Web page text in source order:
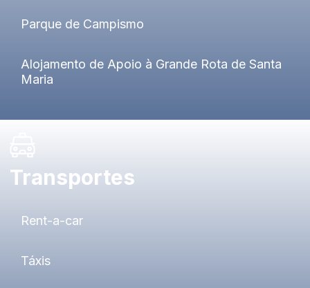
Parque de Campismo
Alojamento de Apoio à Grande Rota de Santa
Maria
Transportes
Rent-a-car
Táxis